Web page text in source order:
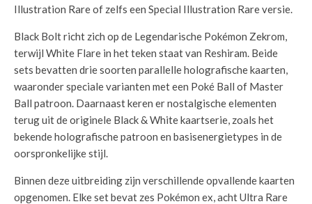
Illustration Rare of zelfs een Special Illustration Rare versie.
Black Bolt richt zich op de Legendarische Pokémon Zekrom,
terwijl White Flare in het teken staat van Reshiram. Beide
sets bevatten drie soorten parallelle holografische kaarten,
waaronder speciale varianten met een Poké Ball of Master
Ball patroon. Daarnaast keren er nostalgische elementen
terug uit de originele Black & White kaartserie, zoals het
bekende holografische patroon en basisenergietypes in de
oorspronkelijke stijl.
Binnen deze uitbreiding zijn verschillende opvallende kaarten
opgenomen. Elke set bevat zes Pokémon ex, acht Ultra Rare